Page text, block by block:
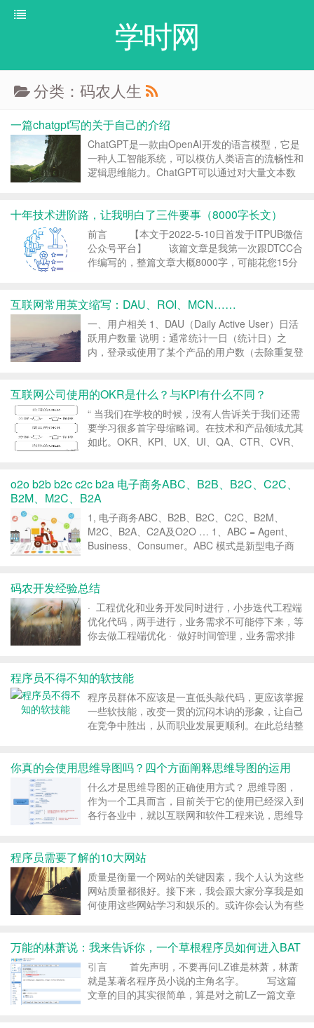
学时网
分类：码农人生
一篇chatgpt写的关于自己的介绍
ChatGPT是一款由OpenAI开发的语言模型，它是
一种人工智能系统，可以模仿人类语言的流畅性和
逻辑思维能力。ChatGPT可以通过对大量文本数
设计初衷是帮助人们更轻松地与计算...
十年技术进阶路，让我明白了三件要事（8000字长文）
前言 【本文于2022-5-10日首发于ITPUB微信
公众号平台】 该篇文章是我第一次跟DTCC合
作编写的，整篇文章大概8000字，可能花您15分
谢编辑老师的负责与付出。...
互联网常用英文缩写：DAU、ROI、MCN……
一、用户相关 1、DAU（Daily Active User）日活
跃用户数量 说明：通常统计一日（统计日）之
内，登录或使用了某个产品的用户数（去除重复登
互联网公司使用的OKR是什么？与KPI有什么不同？
“ 当我们在学校的时候，没有人告诉关于我们还需
要学习很多首字母缩略词。在技术和产品领域尤其
如此。OKR、KPI、UX、UI、QA、CTR、CVR、
OKR或KPI。OKR和KPI是用于设定...
o2o b2b b2c c2c b2a 电子商务ABC、B2B、B2C、C2C、
B2M、M2C、B2A
1, 电子商务ABC、B2B、B2C、C2C、B2M、
M2C、B2A、C2A及O2O … 1、ABC = Agent、
Business、Consumer。ABC 模式是新型电子商
码农开发经验总结
· 工程优化和业务开发同时进行，小步迭代工程端
优化代码，两手进行，业务需求不可能停下来，等
你去做工程端优化 · 做好时间管理，业务需求排
碰...
程序员不得不知的软技能
程序员群体不应该是一直低头敲代码，更应该掌握
一些软技能，改变一贯的沉闷木讷的形象，让自己
在竞争中胜出，从而职业发展更顺利。在此总结整
行一次回顾和总结，从中发现问题，这如...
你真的会使用思维导图吗？四个方面阐释思维导图的运用
什么才是思维导图的正确使用方式？ 思维导图，
作为一个工具而言，目前关于它的使用已经深入到
各行各业中，就以互联网和软件工程来说，思维导
出现在各类会议，演讲过程中，作为讲解提纲使
用，...
程序员需要了解的10大网站
质量是衡量一个网站的关键因素，我个人认为这些
网站质量都很好。接下来，我会跟大家分享我是如
何使用这些网站学习和娱乐的。或许你会认为有些
它们。 1、Stackoverflow Stackover...
万能的林萧说：我来告诉你，一个草根程序员如何进入BAT
引言 首先声明，不要再问LZ谁是林萧，林萧
就是某著名程序员小说的主角名字。 写这篇
文章的目的其实很简单，算是对之前LZ一篇文章